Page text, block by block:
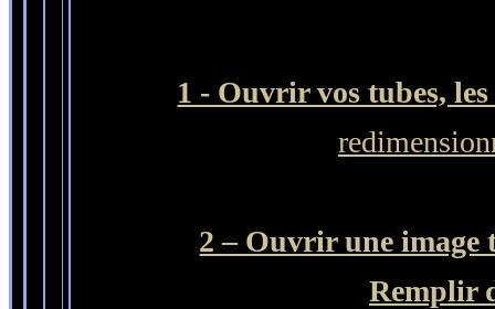
1 - Ouvrir vos tubes,
2 – Ouvrir une image
Remplir